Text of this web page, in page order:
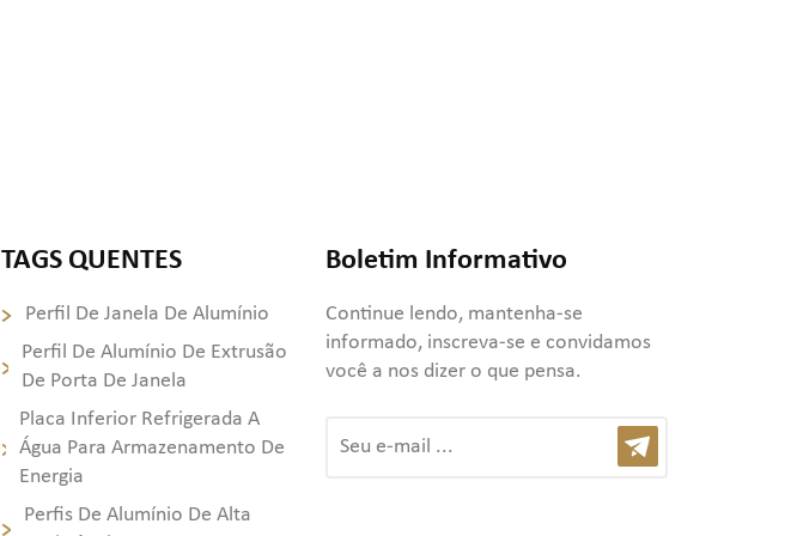
TAGS QUENTES
Perfil De Janela De Alumínio
Perfil De Alumínio De Extrusão
De Porta De Janela
Placa Inferior Refrigerada A
Água Para Armazenamento De
Energia
Perfis De Alumínio De Alta
Boletim Informativo
Continue lendo, mantenha-se
informado, inscreva-se e convidamos
você a nos dizer o que pensa.